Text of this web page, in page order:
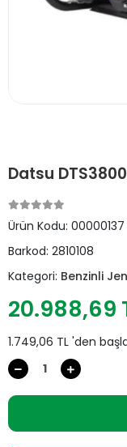
Datsu
Ürün Kodu: 00000137
Barkod: 2810108
Kategori: Benzinli
20.988,69
1.749,06 TL 'den